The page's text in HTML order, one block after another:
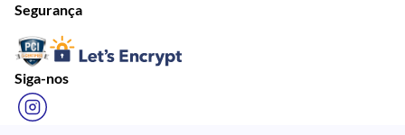
Segurança
Siga-nos